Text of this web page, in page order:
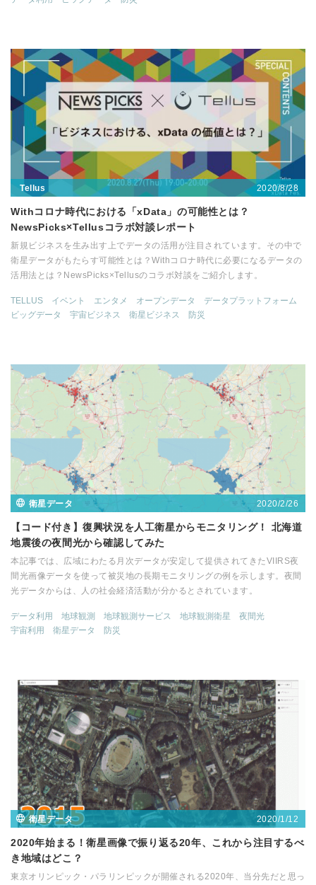
Tellus 2020/8/28
Withコロナ時代における「xData」の可能性とは？
NewsPicks×Tellusコラボ対談レポート
新規ビジネスを生み出す上でデータの活用が注目されています。その中で
衛星データがもたらす可能性とは？Withコロナ時代に必要になるデータの
活用法とは？NewsPicks×Tellusのコラボ対談をご紹介します。
TELLUS イベント エンタメ オープンデータ
データプラットフォーム
ビッグデータ
宇宙ビジネス 衛星ビジネス 防災
衛星データ 2020/2/26
【コード付き】復興状況を人工衛星からモニタリング！ 北海道
地震後の夜間光から確認してみた
本記事では、広域にわたる月次データが安定して提供されてきたVIIRS夜
間光画像データを使って被災地の長期モニタリングの例を示します。夜間
光データからは、人の社会経済活動が分かるとされています。
データ利用 地球観測 地球観測サービス 地球観測衛星
夜間光
宇宙利用
衛星データ 防災
衛星データ 2020/1/12
2020年始まる！衛星画像で振り返る20年、これから注目するべ
き地域はどこ？
東京オリンピック・パラリンピックが開催される2020年、当分先だと思っ